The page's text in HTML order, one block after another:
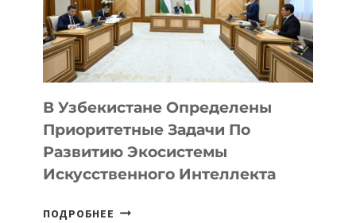
В Узбекистане Определены
Приоритетные Задачи По
Развитию Экосистемы
Искусственного Интеллекта
ПОДРОБНЕЕ В